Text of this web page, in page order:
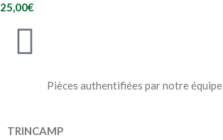
25,00€
Pièces authentifiées par notre équipe
TRINCAMP